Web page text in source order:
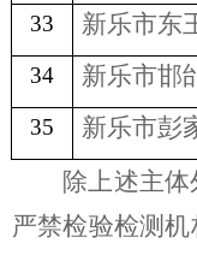
33 新乐市东
34 新乐市邯
35
新乐市彭
除上述主
严禁检验检测